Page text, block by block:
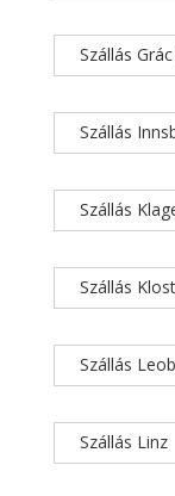
Szállás
Szállás
Szállás
Szállás
Szállás
Szállás Linz